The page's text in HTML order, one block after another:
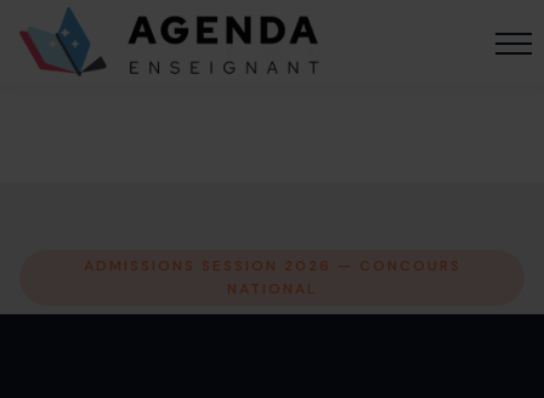
ADMISSIONS SESSION 2026 — CONCOURS
NATIONAL